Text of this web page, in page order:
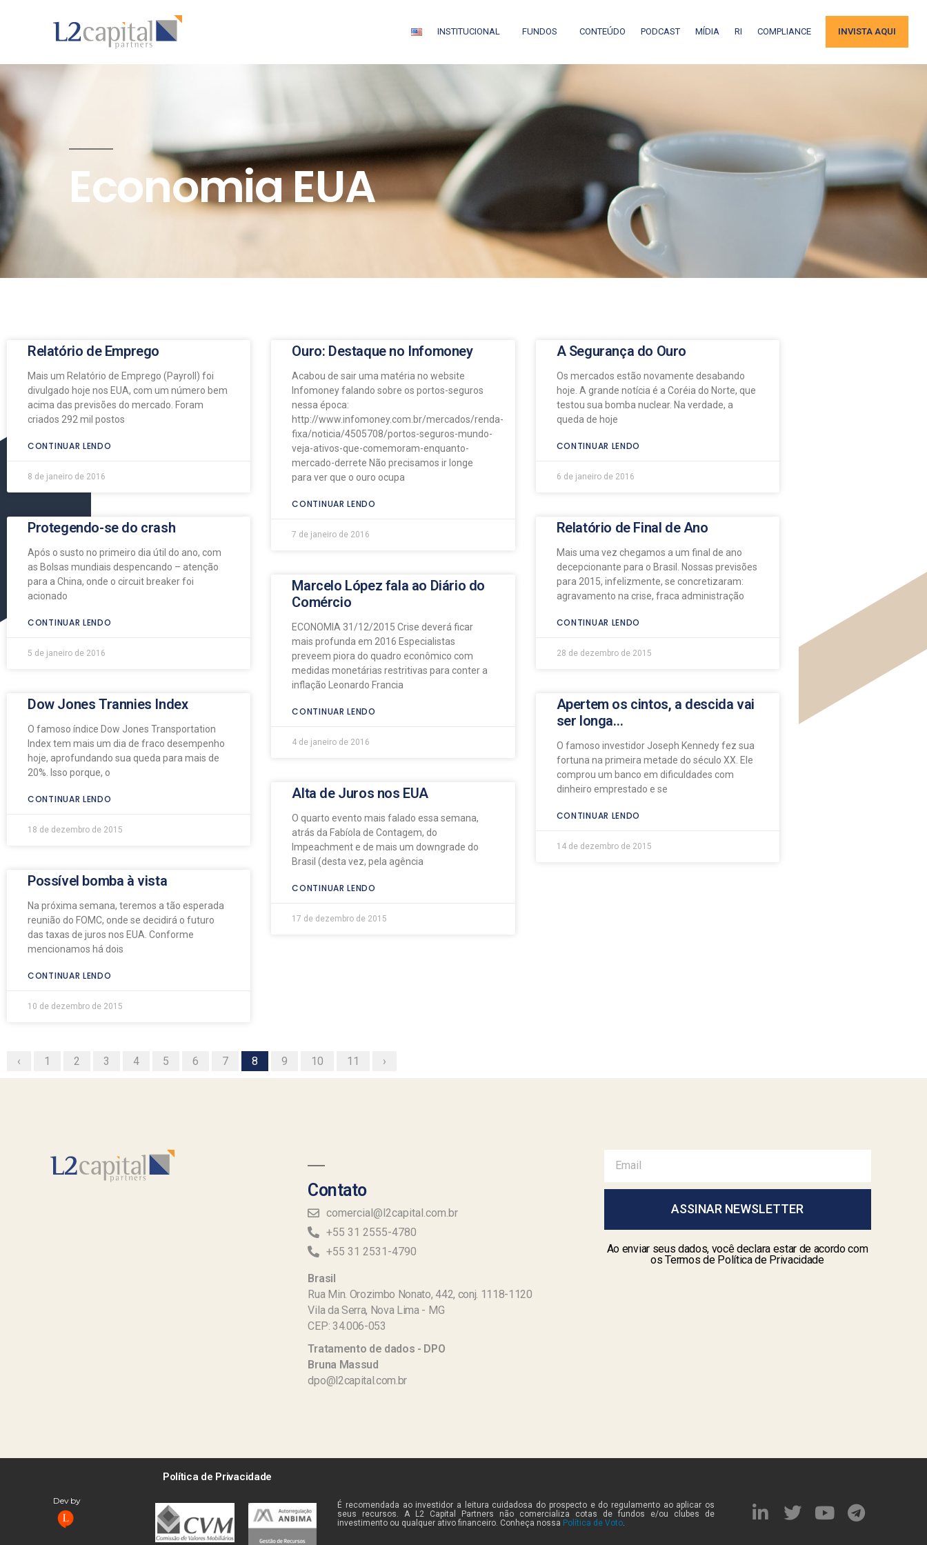
INSTITUCIONAL FUNDOS CONTEÚDO PODCAST MÍDIA RI COMPLIANCE INVISTA AQUI
Economia EUA
Relatório de Emprego
Mais um Relatório de Emprego (Payroll) foi
divulgado hoje nos EUA, com um número bem
acima das previsões do mercado. Foram
criados 292 mil postos
CONTINUAR LENDO
8 de janeiro de 2016
Ouro: Destaque no Infomoney
Acabou de sair uma matéria no website
Infomoney falando sobre os portos-seguros
nessa época:
http://www.infomoney.com.br/mercados/renda-
fixa/noticia/4505708/portos-seguros-mundo-
veja-ativos-que-comemoram-enquanto-
mercado-derrete Não precisamos ir longe
para ver que o ouro ocupa
CONTINUAR LENDO
7 de janeiro de 2016
A Segurança do Ouro
Os mercados estão novamente desabando
hoje. A grande notícia é a Coréia do Norte, que
testou sua bomba nuclear. Na verdade, a
queda de hoje
CONTINUAR LENDO
6 de janeiro de 2016
Protegendo-se do crash
Após o susto no primeiro dia útil do ano, com
as Bolsas mundiais despencando – atenção
para a China, onde o circuit breaker foi
acionado
CONTINUAR LENDO
5 de janeiro de 2016
Marcelo López fala ao Diário do
Comércio
ECONOMIA 31/12/2015 Crise deverá ficar
mais profunda em 2016 Especialistas
preveem piora do quadro econômico com
medidas monetárias restritivas para conter a
inflação Leonardo Francia
CONTINUAR LENDO
4 de janeiro de 2016
Relatório de Final de Ano
Mais uma vez chegamos a um final de ano
decepcionante para o Brasil. Nossas previsões
para 2015, infelizmente, se concretizaram:
agravamento na crise, fraca administração
CONTINUAR LENDO
28 de dezembro de 2015
Dow Jones Trannies Index
O famoso índice Dow Jones Transportation
Index tem mais um dia de fraco desempenho
hoje, aprofundando sua queda para mais de
20%. Isso porque, o
CONTINUAR LENDO
18 de dezembro de 2015
Alta de Juros nos EUA
O quarto evento mais falado essa semana,
atrás da Fabíola de Contagem, do
Impeachment e de mais um downgrade do
Brasil (desta vez, pela agência
CONTINUAR LENDO
17 de dezembro de 2015
Apertem os cintos, a descida vai
ser longa…
O famoso investidor Joseph Kennedy fez sua
fortuna na primeira metade do século XX. Ele
comprou um banco em dificuldades com
dinheiro emprestado e se
CONTINUAR LENDO
14 de dezembro de 2015
Possível bomba à vista
Na próxima semana, teremos a tão esperada
reunião do FOMC, onde se decidirá o futuro
das taxas de juros nos EUA. Conforme
mencionamos há dois
CONTINUAR LENDO
10 de dezembro de 2015
‹ 1 2 3 4 5 6 7 8 9 10 11 ›
Contato
comercial@l2capital.com.br
+55 31 2555-4780
+55 31 2531-4790
Brasil
Rua Min. Orozimbo Nonato, 442, conj. 1118-1120
Vila da Serra, Nova Lima - MG
CEP: 34.006-053
Tratamento de dados - DPO
Bruna Massud
dpo@l2capital.com.br
ASSINAR NEWSLETTER
Ao enviar seus dados, você declara estar de acordo com
os Termos de Política de Privacidade
Dev by
Política de Privacidade
É recomendada ao investidor a leitura cuidadosa do prospecto e do regulamento ao aplicar os
seus recursos. A L2 Capital Partners não comercializa cotas de fundos e/ou clubes de
investimento ou qualquer ativo financeiro. Conheça nossa Política de Voto.